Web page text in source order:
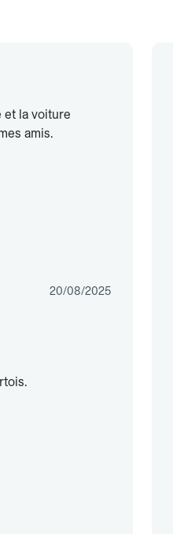
et la voiture
amis.
20/08/2025